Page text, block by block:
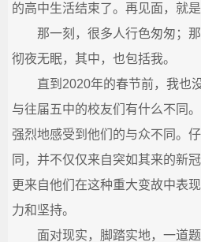
国
商
城
宗
融
的高中生活结束了。再见面，就是
那一刻，很多人行色匆匆；那
彻夜无眠，其中，也包括我。
直到2020年的春节前，我也没
与往届五中的校友们有什么不同
强烈地感受到他们的与众不同。
同，并不仅仅来自突如其来的新
更来自他们在这种重大变故中表
力和坚持。
面对现实，脚踏实地，一道题